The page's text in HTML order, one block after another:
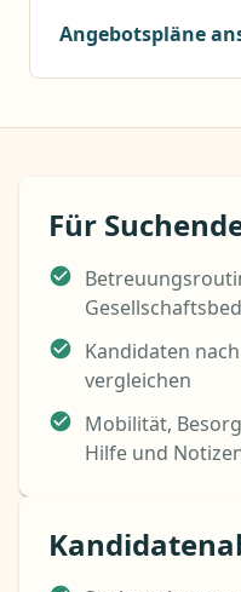
Angebotspläne
Für
Kandidaten
vergleichen
Mobilität,
Hilfe und